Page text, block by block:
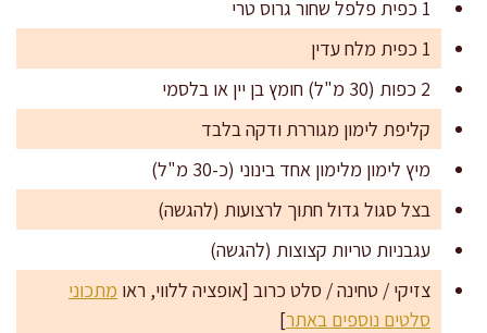
1 כפית פלפל שחור גרוס טרי
1 כפית מלח עדין
2 כפות (30 מ"ל) חומץ בן יין או בלסמי
קליפת לימון מגוררת ודקה בלבד
מיץ לימון מלימון אחד בינוני (כ-30 מ"ל)
בצל סגול גדול חתוך לרצועות (להגשה)
עגבניות טריות קצוצות (להגשה)
צזיקי / טחינה / סלט כרוב [אופציה ללווי, ראו מתכוני
סלטים נוספים באתר]